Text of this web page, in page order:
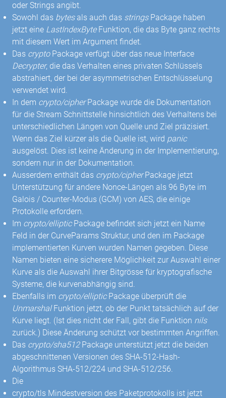
oder Strings angibt.
Sowohl das bytesals auch das stringsPackage haben
jetzt eine LastIndexByteFunktion, die das Byte ganz rechts
mit diesem Wert im Argument findet.
Das cryptoPackage verfügt über das neue Interface
Decrypter, die das Verhalten eines privaten Schlüssels
abstrahiert, der bei der asymmetrischen Entschlüsselung
verwendet wird.
In dem crypto/cipherPackage wurde die Dokumentation
für die Stream Schnittstelle hinsichtlich des Verhaltens bei
unterschiedlichen Längen von Quelle und Ziel präzisiert.
Wenn das Ziel kürzer als die Quelle ist, wird panic
ausgelöst. Dies ist keine Änderung in der Implementierung,
sondern nur in der Dokumentation.
Ausserdem enthält das crypto/cipherPackage jetzt
Unterstützung für andere Nonce-Längen als 96 Byte im
Galois / Counter-Modus (GCM) von AES, die einige
Protokolle erfordern.
Im crypto/ellipticPackage befindet sich jetzt ein Name
Feld in der CurveParams Struktur, und den im Package
implementierten Kurven wurden Namen gegeben. Diese
Namen bieten eine sicherere Möglichkeit zur Auswahl einer
Kurve als die Auswahl ihrer Bitgrösse für kryptografische
Systeme, die kurvenabhängig sind.
Ebenfalls im crypto/ellipticPackage überprüft die
UnmarshalFunktion jetzt, ob der Punkt tatsächlich auf der
Kurve liegt. (Ist dies nicht der Fall, gibt die Funktion nils
zurück.) Diese Änderung schützt vor bestimmten Angriffen.
Das crypto/sha512Package unterstützt jetzt die beiden
abgeschnittenen Versionen des SHA-512-Hash-
Algorithmus SHA-512/224 und SHA-512/256.
Die
crypto/tls Mindestversion des Paketprotokolls ist jetzt